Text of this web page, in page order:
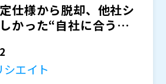
月2日 (火) 12:00～13:00 202
～13:00 2025年12月4日
員：200名 開催場所：オンライン
をメールにてお知らせいたしま
式会社 プロダクトマーケティング
華奈 参加費：無料 お問い合
後、航空会社にて4年間勤務。い
手続きや経費精算が苦手で労務部の
きた経験から、今度は従業員が労
も使いこなせるツールを提供した
。現在はプロダクトマーケティン
社（ ）
仕様から脱却、他社シ
かった“自社に合う勤
エイト